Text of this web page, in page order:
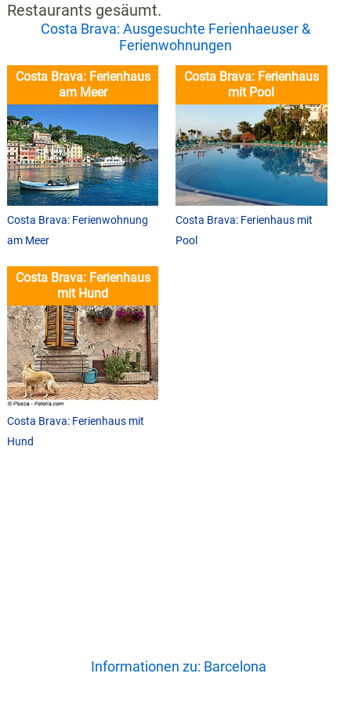
Restaurants gesäumt.
Costa Brava: Ausgesuchte Ferienhaeuser &
Ferienwohnungen
Costa Brava: Ferienhaus
am Meer
Costa Brava: Ferienwohnung
am Meer
Costa Brava: Ferienhaus
mit Pool
Costa Brava: Ferienhaus mit
Pool
Costa Brava: Ferienhaus
mit Hund
Costa Brava: Ferienhaus mit
Hund
Informationen zu: Barcelona